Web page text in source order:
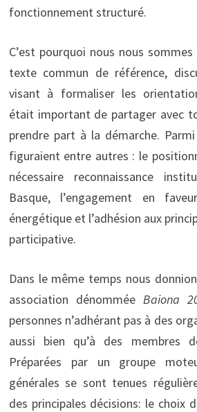
fonctionnement structuré.
C’est pourquoi nous nous
texte commun de référence,
visant à formaliser les
était important de partager avec
prendre part à la démarche.
figuraient entre autres : le
nécessaire reconnaissance
Basque, l’engagement en
énergétique et l’adhésion aux
participative.
Dans le même temps nous
association dénomméeBaiona
personnes n’adhérant pas à des
aussi bien qu’à des membres
Préparées par un groupe
générales se sont tenues
des principales décisions: le choix